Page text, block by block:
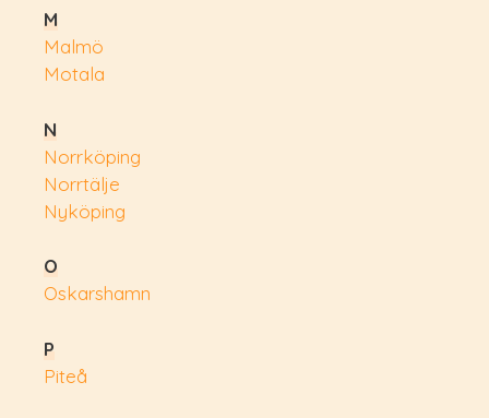
M
Malmö
Motala
N
Norrköping
Norrtälje
Nyköping
O
Oskarshamn
P
Piteå